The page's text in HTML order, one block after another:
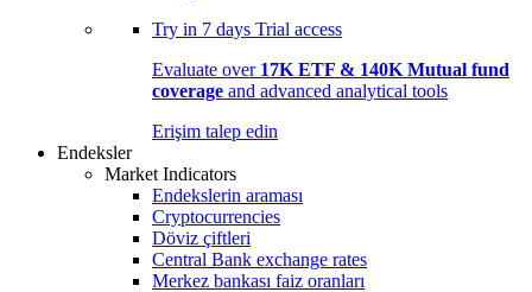
Try in 7 days Trial access
Evaluate over 17K ETF & 140K Mutual fund
coverage and advanced analytical tools
Erişim talep edin
Endeksler
Market Indicators
Endekslerin araması
Cryptocurrencies
Döviz çiftleri
Central Bank exchange rates
Merkez bankası faiz oranları